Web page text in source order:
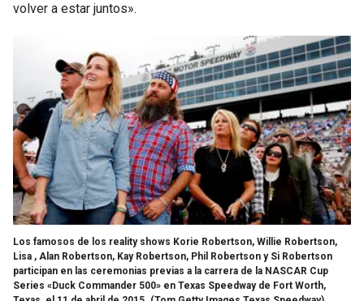
volver a estar juntos».
Los famosos de los reality shows Korie Robertson, Willie Robertson,
Lisa , Alan Robertson, Kay Robertson, Phil Robertson y Si Robertson
participan en las ceremonias previas a la carrera de la NASCAR Cup
Series «Duck Commander 500» en Texas Speedway de Fort Worth,